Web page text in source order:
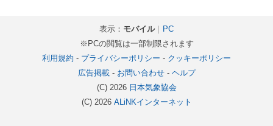
表示： モバイル｜ PC
※PCの閲覧は一部制限されます
利用規約 - プライバシーポリシー - クッキーポリシー
広告掲載- お問い合わせ- ヘルプ
(C) 2026 日本気象協会
(C) 2026 ALiNKインターネット